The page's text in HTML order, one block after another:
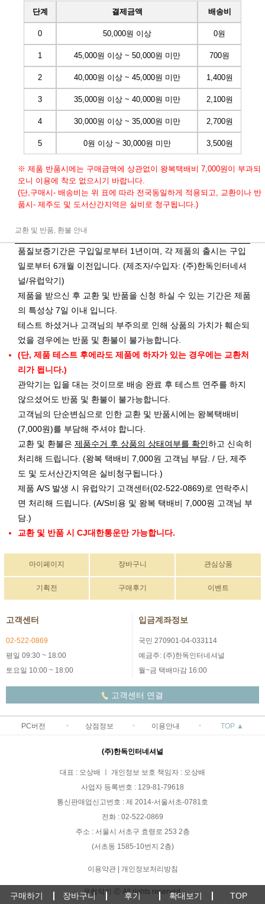
단계 결제금액 배송비
0 50,000원 이상 0원
1 45,000원 이상 ~ 50,000원 미만 700원
2 40,000원 이상 ~ 45,000원 미만 1,400원
3 35,000원 이상 ~ 40,000원 미만 2,100원
4 30,000원 이상 ~ 35,000원 미만 2,700원
5 0원 이상 ~ 30,000원 미만 3,500원
※ 제품 반품시에는 구매금액에 상관없이 왕복택배비 7,000원이 부과되
오니 이용에 착오 없으시기 바랍니다.
(단,구매시- 배송비는 위 표에 따라 전국동일하게 적용되고, 교환이나 반
품시- 제주도 및 도서산간지역은 실비로 청구됩니다.)
교환 및 반품, 환불 안내
품질보증기간은 구입일로부터 1년이며, 각 제품의 출시는 구입
일로부터 6개월 이전입니다. (제조자/수입자: (주)한독인터네셔
널/유럽악기)
제품을 받으신 후 교환 및 반품을 신청 하실 수 있는 기간은 제품
의 특성상 7일 이내 입니다.
테스트 하셨거나 고객님의 부주의로 인해 상품의 가치가 훼손되
었을 경우에는 반품 및 환불이 불가능합니다.
(단, 제품 테스트 후에라도 제품에 하자가 있는 경우에는 교환처
리가 됩니다.)
관악기는 입을 대는 것이므로 배송 완료 후 테스트 연주를 하지
않으셨어도 반품 및 환불이 불가능합니다.
고객님의 단순변심으로 인한 교환 및 반품시에는 왕복택배비
(7,000원)를 부담해 주셔야 합니다.
교환 및 환불은 제품수거 후 상품의 상태여부를 확인하고 신속히
처리해 드립니다. (왕복 택배비 7,000원 고객님 부담. / 단, 제주
도 및 도서산간지역은 실비청구됩니다.)
제품 A/S 발생 시 유럽악기 고객센터(02-522-0869)로 연락주시
면 처리해 드립니다. (A/S비용 및 왕복 택배비 7,000원 고객님 부
담.)
교환 및 반품 시 CJ대한통운만 가능합니다.
구매하기 장바구니 후기 확대보기 TOP
마이페이지 장바구니 관심상품
기획전 구매후기 이벤트
고객센터
02-522-0869
평일 09:30 ~ 18:00
토요일 10:00 ~ 18:00
입금계좌정보
국민 270901-04-033114
예금주: (주)한독인터네셔널
월~금 택배마감 16:00
고객센터 연결
PC버전 상점정보 이용안내 TOP ▲
(주)한독인터네셔널
대표 : 오상배 ㅣ 개인정보 보호 책임자 : 오상배
사업자 등록번호 : 129-81-79618
통신판매업신고번호 : 제 2014-서울서초-0781호
전화 : 02-522-0869
주소 : 서울시 서초구 효령로 253 2층
(서초동 1585-10번지 2층)
이용약관| 개인정보처리방침
유럽악기 ⓒ All rights reserved.